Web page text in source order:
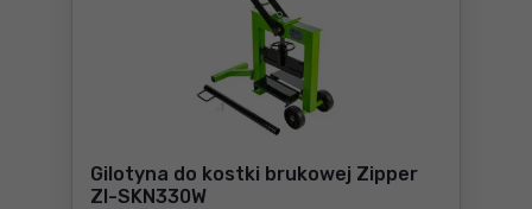
Gilotyna do kostki brukowej Zipper
ZI-SKN330W